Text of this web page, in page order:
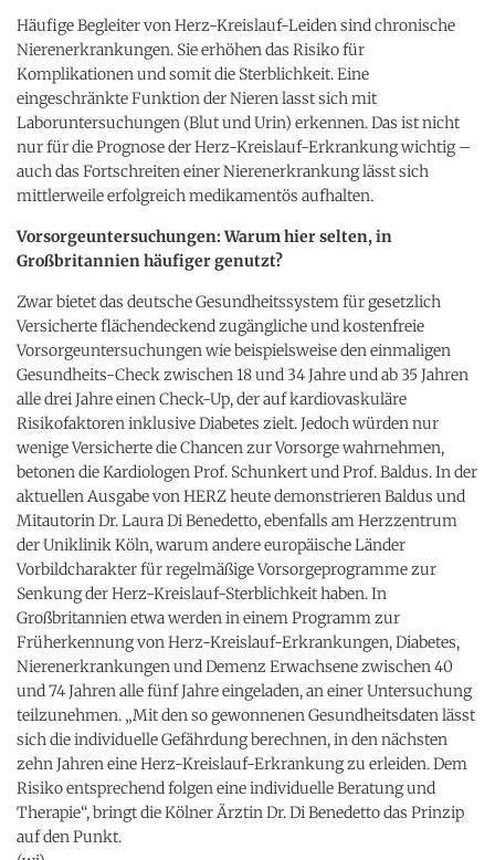
Häufige Begleiter von Herz-Kreislauf-Leiden sind chronische
Nierenerkrankungen. Sie erhöhen das Risiko für
Komplikationen und somit die Sterblichkeit. Eine
eingeschränkte Funktion der Nieren lasst sich mit
Laboruntersuchungen (Blut und Urin) erkennen. Das ist nicht
nur für die Prognose der Herz-Kreislauf-Erkrankung wichtig –
auch das Fortschreiten einer Nierenerkrankung lässt sich
mittlerweile erfolgreich medikamentös aufhalten.
Vorsorgeuntersuchungen: Warum hier selten, in
Großbritannien häufiger genutzt?
Zwar bietet das deutsche Gesundheitssystem für gesetzlich
Versicherte flächendeckend zugängliche und kostenfreie
Vorsorgeuntersuchungen wie beispielsweise den einmaligen
Gesundheits-Check zwischen 18 und 34 Jahre und ab 35 Jahren
alle drei Jahre einen Check-Up, der auf kardiovaskuläre
Risikofaktoren inklusive Diabetes zielt. Jedoch würden nur
wenige Versicherte die Chancen zur Vorsorge wahrnehmen,
betonen die Kardiologen Prof. Schunkert und Prof. Baldus. In der
aktuellen Ausgabe von HERZ heute demonstrieren Baldus und
Mitautorin Dr. Laura Di Benedetto, ebenfalls am Herzzentrum
der Uniklinik Köln, warum andere europäische Länder
Vorbildcharakter für regelmäßige Vorsorgeprogramme zur
Senkung der Herz-Kreislauf-Sterblichkeit haben. In
Großbritannien etwa werden in einem Programm zur
Früherkennung von Herz-Kreislauf-Erkrankungen, Diabetes,
Nierenerkrankungen und Demenz Erwachsene zwischen 40
und 74 Jahren alle fünf Jahre eingeladen, an einer Untersuchung
teilzunehmen. „Mit den so gewonnenen Gesundheitsdaten lässt
sich die individuelle Gefährdung berechnen, in den nächsten
zehn Jahren eine Herz-Kreislauf-Erkrankung zu erleiden. Dem
Risiko entsprechend folgen eine individuelle Beratung und
Therapie“, bringt die Kölner Ärztin Dr. Di Benedetto das Prinzip
auf den Punkt.